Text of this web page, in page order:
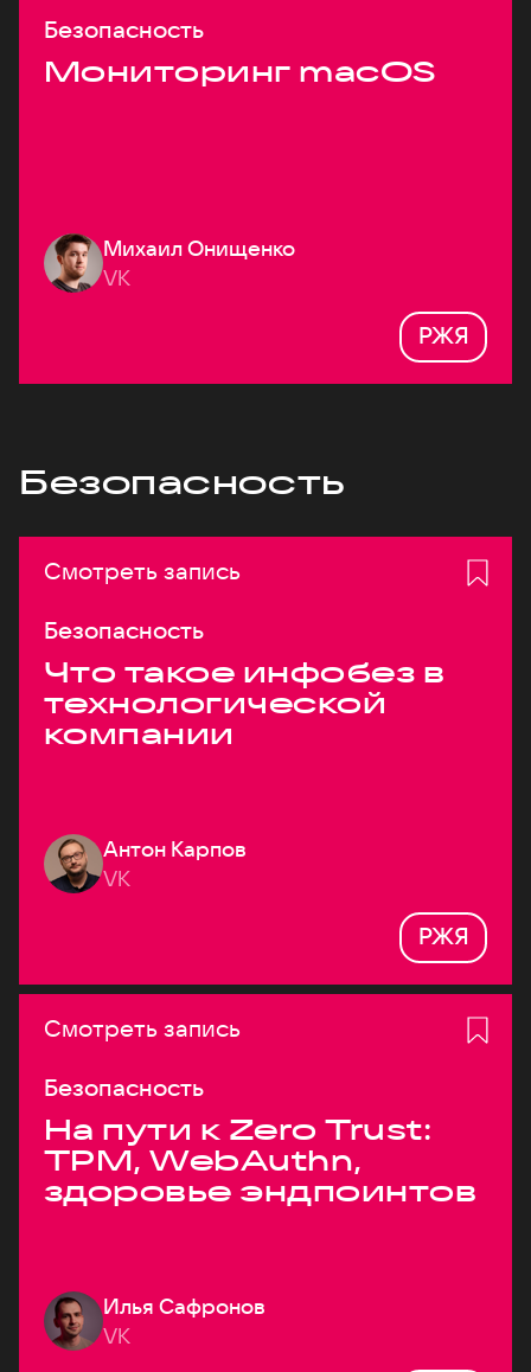
Безопасность
Мониторинг macOS
Михаил Онищенко
VK
РЖЯ
Безопасность
Смотреть запись
Безопасность
Что такое инфобез в
технологической
компании
Антон Карпов
VK
РЖЯ
Смотреть запись
Безопасность
На пути к Zero Trust:
TPM, WebAuthn,
здоровье эндпоинтов
Илья Сафронов
VK